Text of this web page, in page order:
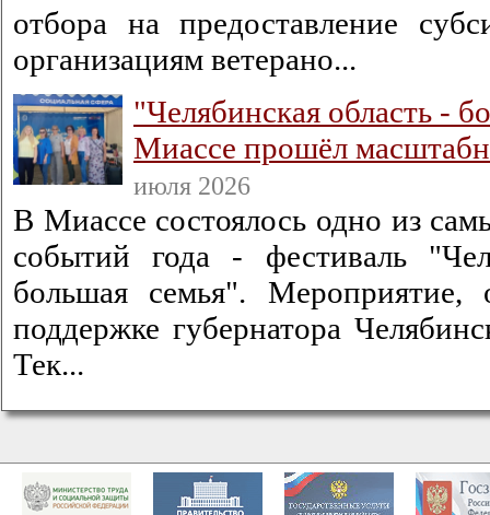
отбора на предоставление
организациям ветерано...
"Челябинская область -
Миассе прошёл
июля 2026
В Миассе состоялось одно из
событий года - фестиваль
большая семья". Мероприятие,
поддержке губернатора
Тек...